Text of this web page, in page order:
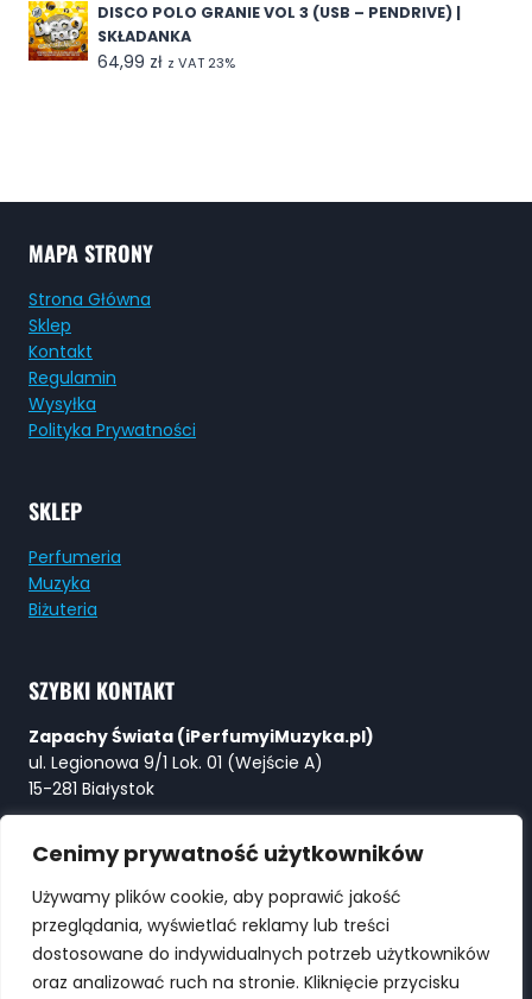
Cenimy prywatność użytkowników
Używamy plików cookie, aby poprawić jakość
przeglądania, wyświetlać reklamy lub treści
dostosowane do indywidualnych potrzeb użytkowników
oraz analizować ruch na stronie. Kliknięcie przycisku
DISCO POLO GRANIE VOL 3 (USB – PENDRIVE) |
SKŁADANKA
64,99 zł z VAT 23%
MAPA STRONY
Strona Główna
Sklep
Kontakt
Regulamin
Wysyłka
Polityka Prywatności
SKLEP
Perfumeria
Muzyka
Biżuteria
SZYBKI KONTAKT
Zapachy Świata (iPerfumyiMuzyka.pl)
ul. Legionowa 9/1 Lok. 01 (Wejście A)
15-281 Białystok
E-mail:Perfumy@ZapachySwiata.com
WYSZUKIWARKA